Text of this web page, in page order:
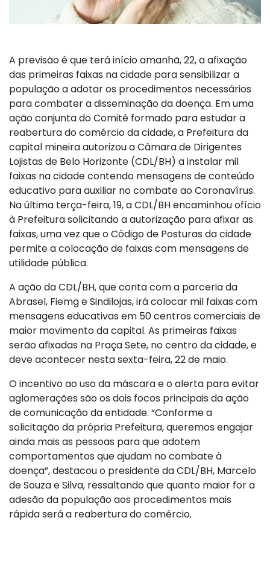
A previsão é que terá início amanhã, 22, a afixação
das primeiras faixas na cidade para sensibilizar a
população a adotar os procedimentos necessários
para combater a disseminação da doença. Em uma
ação conjunta do Comitê formado para estudar a
reabertura do comércio da cidade, a Prefeitura da
capital mineira autorizou a Câmara de Dirigentes
Lojistas de Belo Horizonte (CDL/BH) a instalar mil
faixas na cidade contendo mensagens de conteúdo
educativo para auxiliar no combate ao Coronavírus.
Na última terça-feira, 19, a CDL/BH encaminhou ofício
à Prefeitura solicitando a autorização para afixar as
faixas, uma vez que o Código de Posturas da cidade
permite a colocação de faixas com mensagens de
utilidade pública.
A ação da CDL/BH, que conta com a parceria da
Abrasel, Fiemg e Sindilojas, irá colocar mil faixas com
mensagens educativas em 50 centros comerciais de
maior movimento da capital. As primeiras faixas
serão afixadas na Praça Sete, no centro da cidade, e
deve acontecer nesta sexta-feira, 22 de maio.
O incentivo ao uso da máscara e o alerta para evitar
aglomerações são os dois focos principais da ação
de comunicação da entidade. “Conforme a
solicitação da própria Prefeitura, queremos engajar
ainda mais as pessoas para que adotem
comportamentos que ajudam no combate à
doença”, destacou o presidente da CDL/BH, Marcelo
de Souza e Silva, ressaltando que quanto maior for a
adesão da população aos procedimentos mais
rápida será a reabertura do comércio.